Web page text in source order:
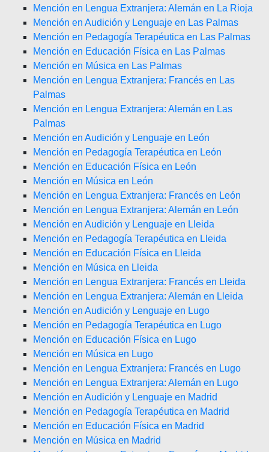
Mención en Lengua Extranjera: Alemán en La Rioja
Mención en Audición y Lenguaje en Las Palmas
Mención en Pedagogía Terapéutica en Las Palmas
Mención en Educación Física en Las Palmas
Mención en Música en Las Palmas
Mención en Lengua Extranjera: Francés en Las
Palmas
Mención en Lengua Extranjera: Alemán en Las
Palmas
Mención en Audición y Lenguaje en León
Mención en Pedagogía Terapéutica en León
Mención en Educación Física en León
Mención en Música en León
Mención en Lengua Extranjera: Francés en León
Mención en Lengua Extranjera: Alemán en León
Mención en Audición y Lenguaje en Lleida
Mención en Pedagogía Terapéutica en Lleida
Mención en Educación Física en Lleida
Mención en Música en Lleida
Mención en Lengua Extranjera: Francés en Lleida
Mención en Lengua Extranjera: Alemán en Lleida
Mención en Audición y Lenguaje en Lugo
Mención en Pedagogía Terapéutica en Lugo
Mención en Educación Física en Lugo
Mención en Música en Lugo
Mención en Lengua Extranjera: Francés en Lugo
Mención en Lengua Extranjera: Alemán en Lugo
Mención en Audición y Lenguaje en Madrid
Mención en Pedagogía Terapéutica en Madrid
Mención en Educación Física en Madrid
Mención en Música en Madrid